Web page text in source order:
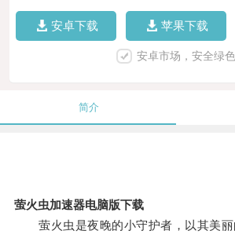
安卓下载 苹果下载
安卓市场，安全绿色
简介
萤火虫加速器电脑版下载
萤火虫是夜晚的小守护者，以其美丽